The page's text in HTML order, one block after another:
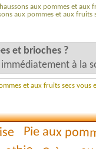
aux pommes et aux
aux pommes et aux fruits
et brioches ?
à la
et aux fruits secs
Pie aux